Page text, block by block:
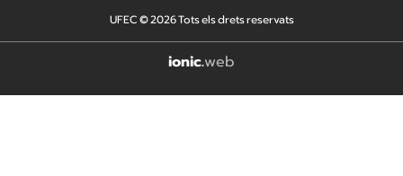
UFEC © 2026 Tots els drets reservats
ionic.web